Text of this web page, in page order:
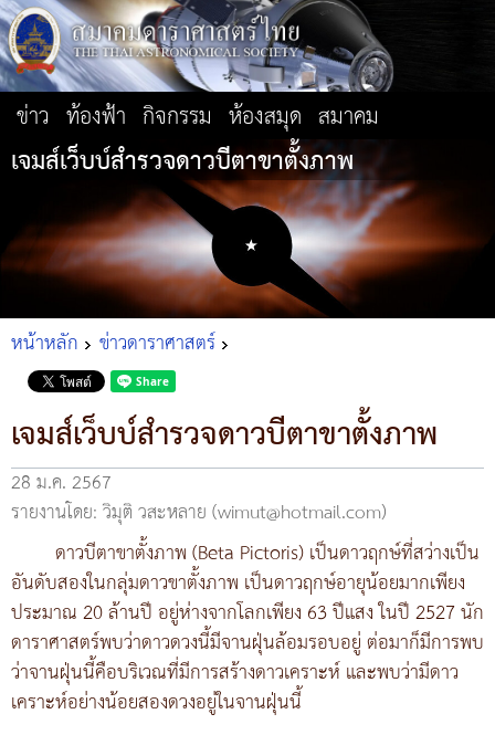
ข่าว ท้องฟ้า กิจกรรม ห้องสมุด สมาคม
เจมส์เว็บบ์สำรวจดาวบีตาขาตั้งภาพ
หน้าหลัก ข่าวดาราศาสตร์
เจมส์เว็บบ์สำรวจดาวบีตาขาตั้งภาพ
28 ม.ค. 2567
รายงานโดย: วิมุติ วสะหลาย (wimut@hotmail.com)
ดาวบีตาขาตั้งภาพ (Beta Pictoris) เป็นดาวฤกษ์ที่สว่างเป็น
อันดับสองในกลุ่มดาวขาตั้งภาพ เป็นดาวฤกษ์อายุน้อยมากเพียง
ประมาณ 20 ล้านปี อยู่ห่างจากโลกเพียง 63 ปีแสง ในปี 2527 นัก
ดาราศาสตร์พบว่าดาวดวงนี้มีจานฝุ่นล้อมรอบอยู่ ต่อมาก็มีการพบ
ว่าจานฝุ่นนี้คือบริเวณที่มีการสร้างดาวเคราะห์ และพบว่ามีดาว
เคราะห์อย่างน้อยสองดวงอยู่ในจานฝุ่นนี้